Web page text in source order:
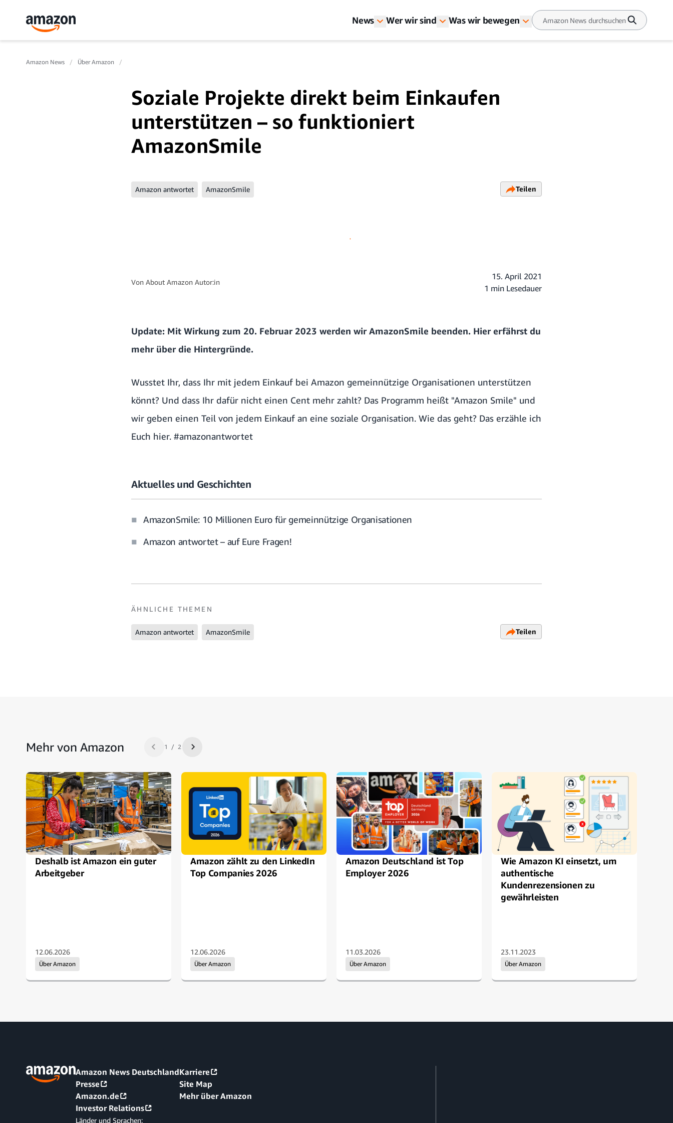
News Wer wir sind Was wir bewegen
Amazon News Über Amazon
Soziale Projekte direkt beim Einkaufen
unterstützen – so funktioniert
AmazonSmile
Amazon antwortet AmazonSmile Teilen
Von About Amazon Autor:in
15. April 2021
1 min Lesedauer
Update: Mit Wirkung zum 20. Februar 2023 werden wir AmazonSmile beenden. Hier erfährst du
mehr über die Hintergründe.
Wusstet Ihr, dass Ihr mit jedem Einkauf bei Amazon gemeinnützige Organisationen unterstützen
könnt? Und dass Ihr dafür nicht einen Cent mehr zahlt? Das Programm heißt "Amazon Smile" und
wir geben einen Teil von jedem Einkauf an eine soziale Organisation. Wie das geht? Das erzähle ich
Euch hier. #amazonantwortet
Aktuelles und Geschichten
AmazonSmile: 10 Millionen Euro für gemeinnützige Organisationen
Amazon antwortet – auf Eure Fragen!
ÄHNLICHE THEMEN
Amazon antwortet AmazonSmile Teilen
Mehr von Amazon Zurück 1 / 2 Nächste
Deshalb ist Amazon ein guter
Arbeitgeber
Über Amazon
12.06.2026
Amazon zählt zu den LinkedIn
Top Companies 2026
Über Amazon
12.06.2026
Amazon Deutschland ist Top
Employer 2026
Über Amazon
11.03.2026
Wie Amazon KI einsetzt, um
authentische
Kundenrezensionen zu
gewährleisten
Über Amazon
23.11.2023
Amazon News Deutschland
Presse
Amazon.de
Investor Relations
Länder und Sprachen:
Karriere
Site Map
Mehr über Amazon